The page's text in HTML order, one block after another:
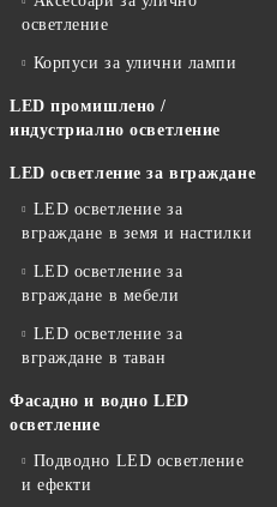
осветление
Корпуси за улични лампи
LED промишлено /
индустриално осветление
LED осветление за вграждане
LED осветление за
вграждане в земя и настилки
LED осветление за
вграждане в мебели
LED осветление за
вграждане в таван
Фасадно и водно LED
осветление
Подводно LED осветление
и ефекти